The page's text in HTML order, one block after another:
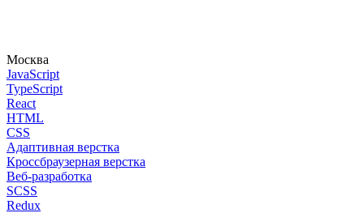
Москва
JavaScript
TypeScript
React
HTML
CSS
Адаптивная верстка
Кроссбраузерная верстка
Веб-разработка
SCSS
Redux